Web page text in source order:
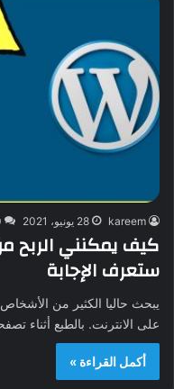
kareem 28 يونيو، 2021
كيف يمكنني الربح
ستعرف الإجابة
يبحث حاليا الكثير من
على الانترنت. بالطبع أثناء
أكمل القراءة »